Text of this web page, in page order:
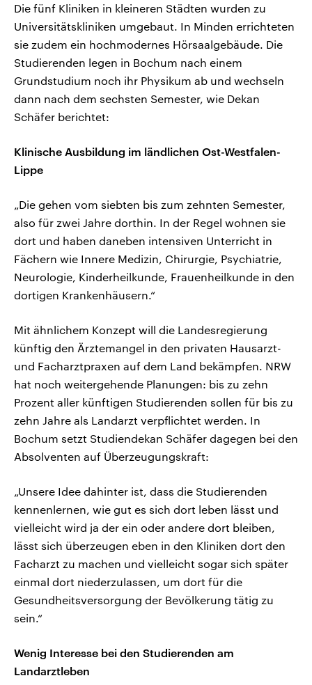
Die fünf Kliniken in kleineren Städten wurden zu
Universitätskliniken umgebaut. In Minden errichteten
sie zudem ein hochmodernes Hörsaalgebäude. Die
Studierenden legen in Bochum nach einem
Grundstudium noch ihr Physikum ab und wechseln
dann nach dem sechsten Semester, wie Dekan
Schäfer berichtet:
Klinische Ausbildung im ländlichen Ost-Westfalen-
Lippe
„Die gehen vom siebten bis zum zehnten Semester,
also für zwei Jahre dorthin. In der Regel wohnen sie
dort und haben daneben intensiven Unterricht in
Fächern wie Innere Medizin, Chirurgie, Psychiatrie,
Neurologie, Kinderheilkunde, Frauenheilkunde in den
dortigen Krankenhäusern.“
Mit ähnlichem Konzept will die Landesregierung
künftig den Ärztemangel in den privaten Hausarzt-
und Facharztpraxen auf dem Land bekämpfen. NRW
hat noch weitergehende Planungen: bis zu zehn
Prozent aller künftigen Studierenden sollen für bis zu
zehn Jahre als Landarzt verpflichtet werden. In
Bochum setzt Studiendekan Schäfer dagegen bei den
Absolventen auf Überzeugungskraft:
„Unsere Idee dahinter ist, dass die Studierenden
kennenlernen, wie gut es sich dort leben lässt und
vielleicht wird ja der ein oder andere dort bleiben,
lässt sich überzeugen eben in den Kliniken dort den
Facharzt zu machen und vielleicht sogar sich später
einmal dort niederzulassen, um dort für die
Gesundheitsversorgung der Bevölkerung tätig zu
sein.“
Wenig Interesse bei den Studierenden am
Landarztleben